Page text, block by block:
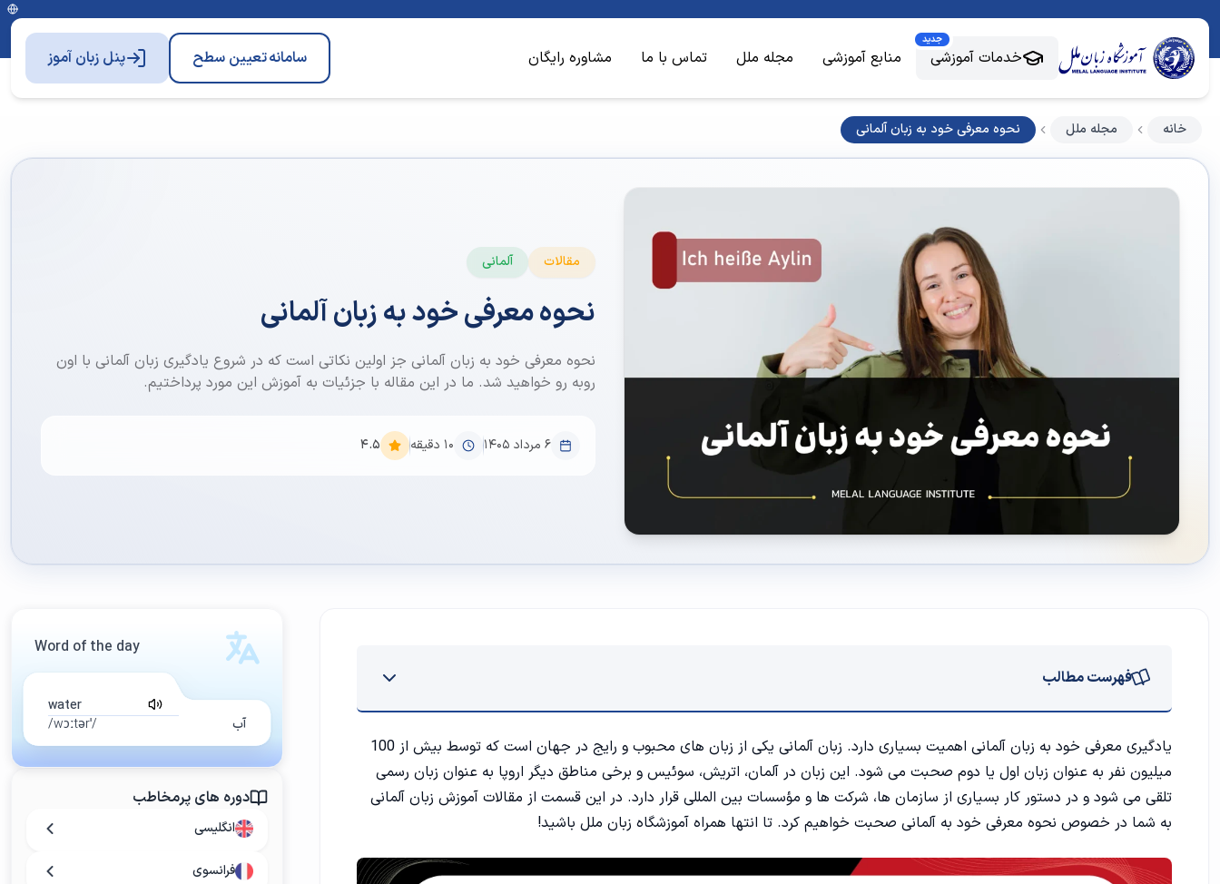
خدمات آموزشی
جدید
منابع آموزشی مجله ملل تماس با ما مشاوره رایگان سامانهتعیین سطح پنل زبان آموز
خانه مجله ملل نحوه معرفی خود به زبان آلمانی
مقالات آلمانی
نحوه معرفی خود به زبان آلمانی
نحوه معرفی خود به زبان آلمانی جز اولین نکاتی است که در شروع یادگیری زبان آلمانی با اون
روبه رو خواهید شد. ما در این مقاله با جزئیات به آموزش این مورد پرداختیم.
۶ مرداد ۱۴۰۵ 10 دقیقه 4.5
فهرست مطالب
یادگیری معرفی خود به زبان آلمانی چه اهمیتی دارد؟
آموزش معرفی خود به زبان آلمانی
نحوه گفتن بیوگرافی خودمان به آلمانی
احوالپرسی در زبان آلمانی
یادگیری معرفی خود به زبان آلمانی اهمیت بسیاری دارد. زبان آلمانی یکی از زبان های محبوب و رایج در جهان است که توسط بیش از 100
میلیون نفر به عنوان زبان اول یا دوم صحبت می شود. این زبان در آلمان، اتریش، سوئیس و برخی مناطق دیگر اروپا به عنوان زبان رسمی
تلقی می شود و در دستور کار بسیاری از سازمان ها، شرکت ها و مؤسسات بین المللی قرار دارد. در این قسمت از مقالات آموزش زبان آلمانی
به شما در خصوص نحوه معرفی خود به آلمانی صحبت خواهیم کرد. تا انتها همراه آموزشگاه زبان ملل باشید!
Word of the day
water
آب
/ˈwɔːtər/
دوره های پرمخاطب
انگلیسی
فرانسوی